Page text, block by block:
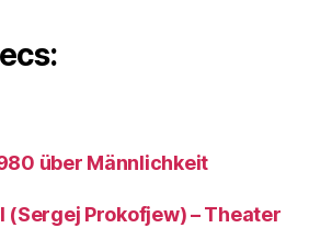
über Männlichkeit
(Sergej Prokofjew) – Theater